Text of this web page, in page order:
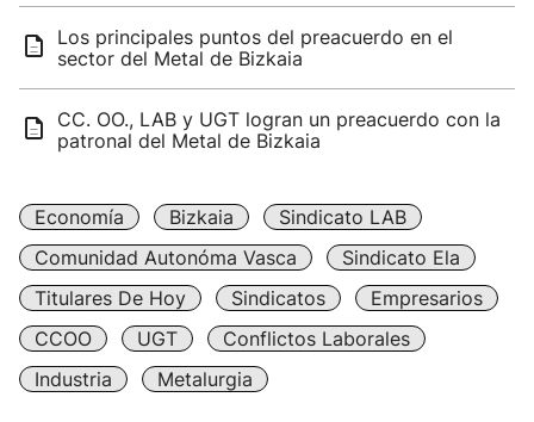
Los principales puntos del preacuerdo en el
sector del Metal de Bizkaia
CC. OO., LAB y UGT logran un preacuerdo con la
patronal del Metal de Bizkaia
Economía Bizkaia
Sindicato LAB
Comunidad Autonóma Vasca
Sindicato Ela
Titulares De Hoy
Sindicatos
Empresarios
CCOO
UGT
Conflictos Laborales
Industria
Metalurgia